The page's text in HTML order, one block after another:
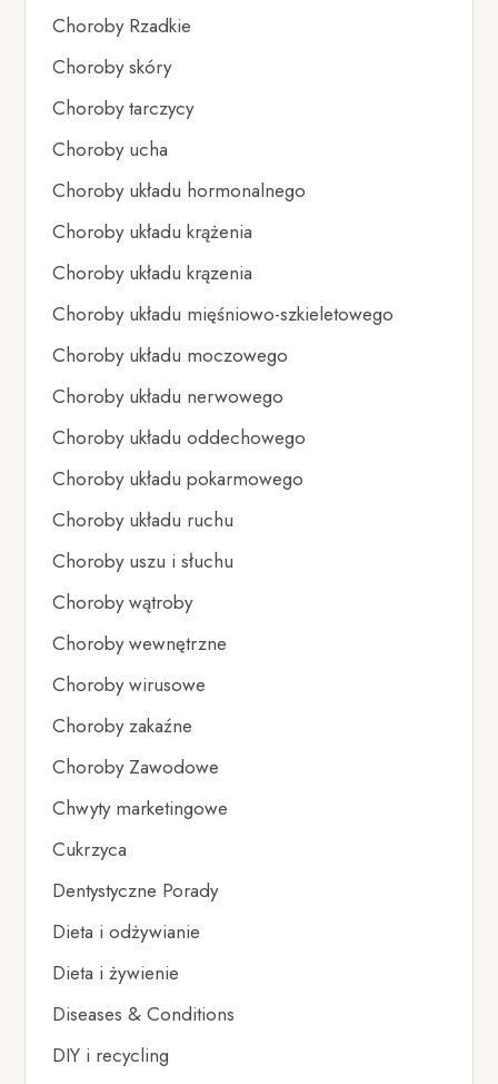
Choroby Rzadkie
Choroby skóry
Choroby tarczycy
Choroby ucha
Choroby układu hormonalnego
Choroby układu krążenia
Choroby układu krązenia
Choroby układu mięśniowo-szkieletowego
Choroby układu moczowego
Choroby układu nerwowego
Choroby układu oddechowego
Choroby układu pokarmowego
Choroby układu ruchu
Choroby uszu i słuchu
Choroby wątroby
Choroby wewnętrzne
Choroby wirusowe
Choroby zakaźne
Choroby Zawodowe
Chwyty marketingowe
Cukrzyca
Dentystyczne Porady
Dieta i odżywianie
Dieta i żywienie
Diseases & Conditions
DIY i recycling